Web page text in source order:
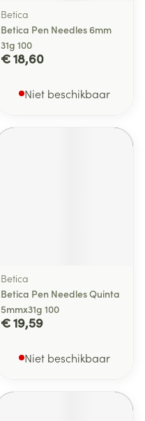
Betica
Betica Pen Needles 6mm
31g 100
€ 18,60
Niet beschikbaar
Betica
Betica Pen Needles Quinta
5mmx31g 100
€ 19,59
Niet beschikbaar